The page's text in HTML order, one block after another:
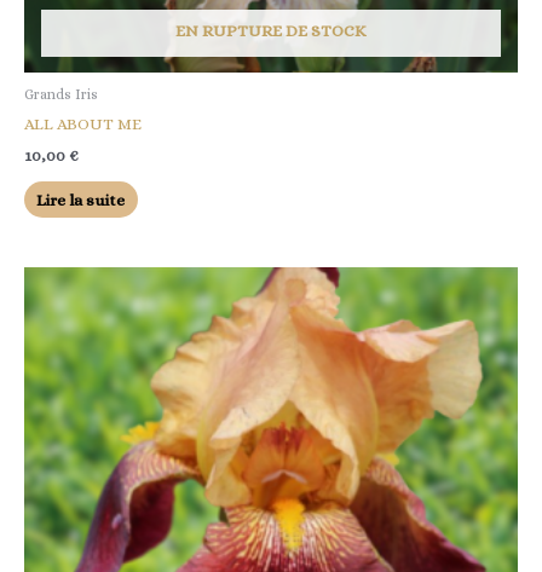
EN RUPTURE DE STOCK
Grands Iris
ALL ABOUT ME
10,00 €
Lire la suite